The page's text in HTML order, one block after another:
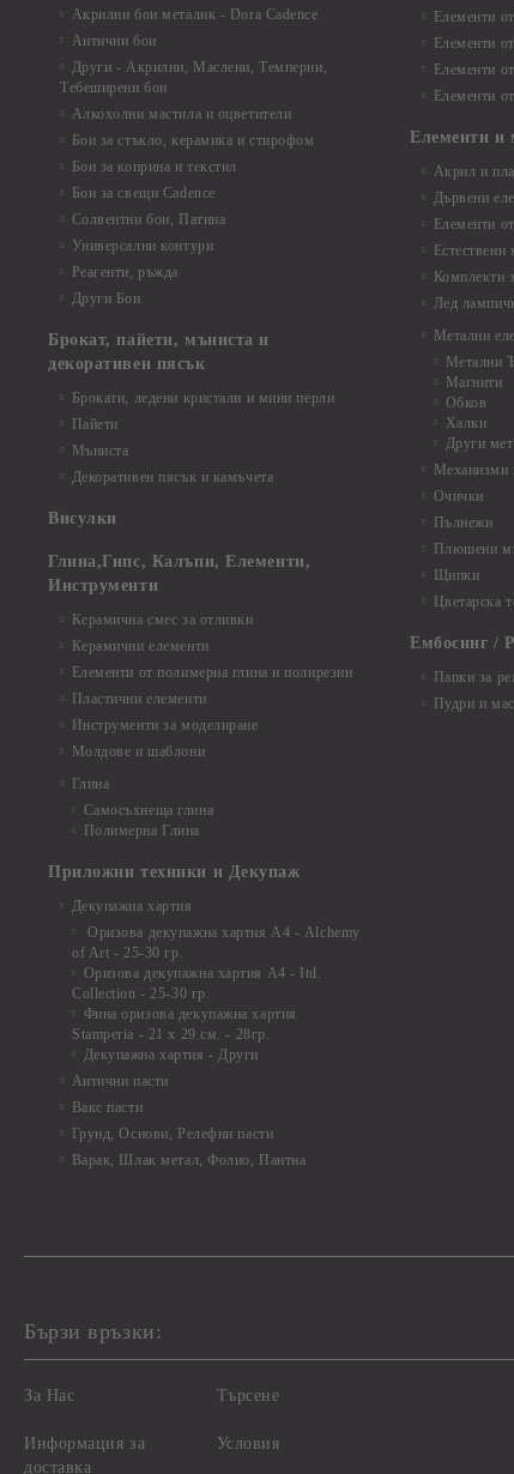
Акрилни бои металик - Dora Cadence
Антични бои
Други - Акрилни, Маслени, Темперни,
Тебеширени бои
Алкохолни мастила и оцветители
Бои за стъкло, керамика и стирофом
Бои за коприна и текстил
Бои за свещи Cadence
Солвентни бои, Патина
Универсални контури
Реагенти, ръжда
Други Бои
Брокат, пайети, мъниста и
декоративен пясък
Брокати, ледени кристали и мини перли
Пайети
Мъниста
Декоративен пясък и камъчета
Висулки
Глина,Гипс, Калъпи, Елементи,
Инструменти
Керамична смес за отливки
Керамични елементи
Елементи от полимерна глина и полирезин
Пластични елементи
Инструменти за моделиране
Молдове и шаблони
Глина
Самосъхнеща глина
Полимерна Глина
Приложни техники и Декупаж
Декупажна хартия
Оризова декупажна хартия А4 - Alchemy
of Art - 25-30 гр.
Оризова декупажна хартия А4 - Itd.
Collection - 25-30 гр.
Фина оризова декупажна хартия
Stamperia - 21 х 29.см. - 28гр.
Декупажна хартия - Други
Антични пасти
Вакс пасти
Грунд, Основи, Релефни пасти
Варак, Шлак метал, Фолио, Пантна
Елементи
Елементи
Елементи
Елементи
Елементи и
Акрил и
Дървени
Елементи
Естествени
Комплекти
Лед
Метални
Метални
Магнити
Обков
Халки
Други
Механизми
Очички
Пълнежи
Плюшени
Щипки
Цветарска
Ембосинг /
Папки за
Пудри и
Бързи връзки:
За Нас
Информация за
доставка
Търсене
Условия